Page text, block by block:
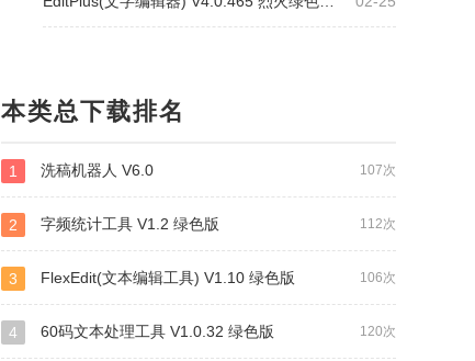
本类总下载排名
107次
1 洗稿机器人 V6.0
112次
2 字频统计工具 V1.2 绿色版
106次
3 FlexEdit(文本编辑工具) V1.10 绿色版
120次
4 60码文本处理工具 V1.0.32 绿色版